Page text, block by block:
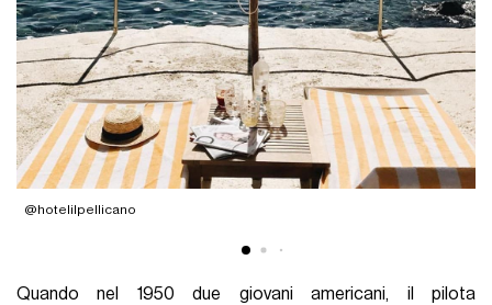
@hotelilpellicano
Quando nel 1950 due giovani americani, il pilota